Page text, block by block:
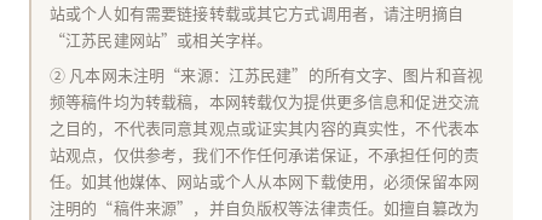
站或个人如有需要链接转载或其它方式调用者，请注明摘自
“江苏民建网站”或相关字样。
② 凡本网未注明“来源：江苏民建”的所有文字、图片和音视
频等稿件均为转载稿，本网转载仅为提供更多信息和促进交流
之目的，不代表同意其观点或证实其内容的真实性，不代表本
站观点，仅供参考，我们不作任何承诺保证，不承担任何的责
任。如其他媒体、网站或个人从本网下载使用，必须保留本网
注明的“稿件来源”，并自负版权等法律责任。如擅自篡改为